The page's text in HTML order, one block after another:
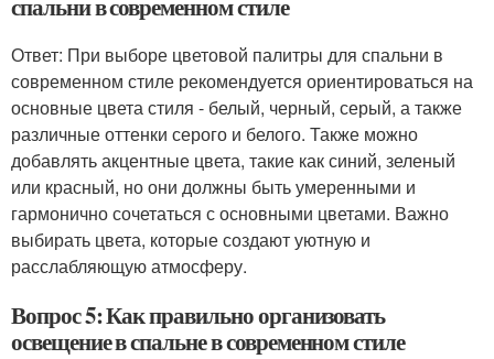
спальни в современном стиле
Ответ: При выборе цветовой палитры для спальни в
современном стиле рекомендуется ориентироваться на
основные цвета стиля - белый, черный, серый, а также
различные оттенки серого и белого. Также можно
добавлять акцентные цвета, такие как синий, зеленый
или красный, но они должны быть умеренными и
гармонично сочетаться с основными цветами. Важно
выбирать цвета, которые создают уютную и
расслабляющую атмосферу.
Вопрос 5: Как правильно организовать
освещение в спальне в современном стиле